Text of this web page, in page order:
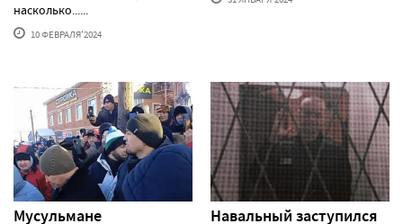
насколько......
10 ФЕВРАЛЯ'2024
Мусульмане
Навальный заступился